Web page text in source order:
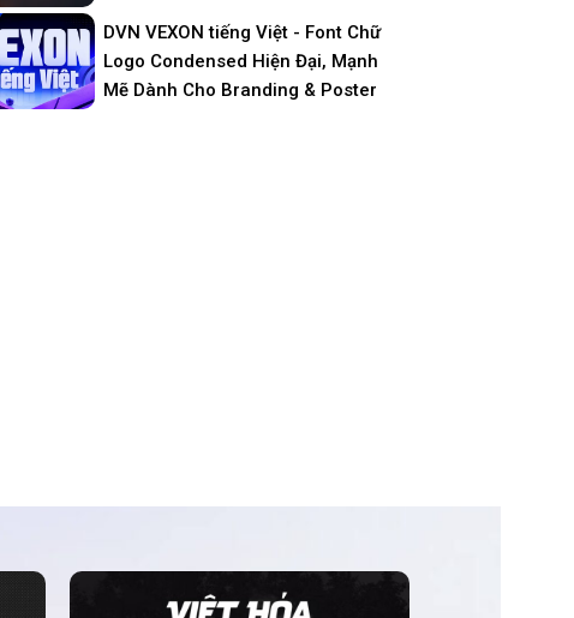
DVN VEXON tiếng Việt - Font Chữ
Logo Condensed Hiện Đại, Mạnh
Mẽ Dành Cho Branding & Poster